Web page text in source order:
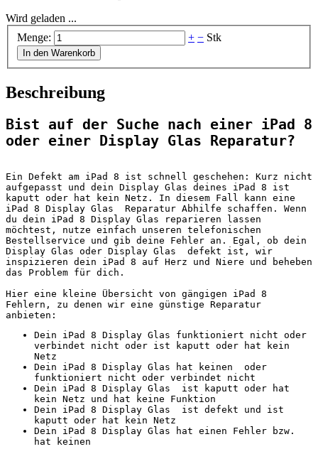
Wird geladen ...
Menge:
+ − Stk
In den Warenkorb
Beschreibung
Bist auf der Suche nach einer iPad 8
oder einer Display Glas Reparatur?
Ein Defekt am iPad 8 ist schnell geschehen: Kurz nicht
aufgepasst und dein Display Glas deines iPad 8 ist
kaputt oder hat kein Netz. In diesem Fall kann eine
iPad 8 Display Glas  Reparatur Abhilfe schaffen. Wenn
du dein iPad 8 Display Glas reparieren lassen
möchtest, nutze einfach unseren telefonischen
Bestellservice und gib deine Fehler an. Egal, ob dein
Display Glas oder Display Glas  defekt ist, wir
inspizieren dein iPad 8 auf Herz und Niere und beheben
das Problem für dich.
Hier eine kleine Übersicht von gängigen iPad 8
Fehlern, zu denen wir eine günstige Reparatur
anbieten:
Dein iPad 8 Display Glas funktioniert nicht oder
verbindet nicht oder ist kaputt oder hat kein
Netz
Dein iPad 8 Display Glas hat keinen  oder
funktioniert nicht oder verbindet nicht
Dein iPad 8 Display Glas  ist kaputt oder hat
kein Netz und hat keine Funktion
Dein iPad 8 Display Glas  ist defekt und ist
kaputt oder hat kein Netz
Dein iPad 8 Display Glas hat einen Fehler bzw.
hat keinen